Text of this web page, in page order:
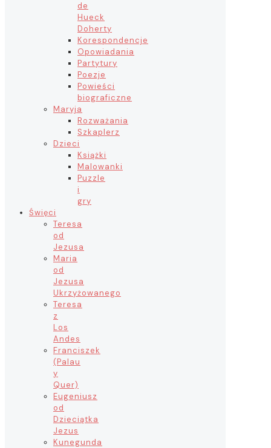
de
Hueck
Doherty
Korespondencje
Opowiadania
Partytury
Poezje
Powieści
biograficzne
Maryja
Rozważania
Szkaplerz
Dzieci
Książki
Malowanki
Puzzle
i
gry
Święci
Teresa
od
Jezusa
Maria
od
Jezusa
Ukrzyżowanego
Teresa
z
Los
Andes
Franciszek
(Palau
y
Quer)
Eugeniusz
od
Dzieciątka
Jezus
Kunegunda